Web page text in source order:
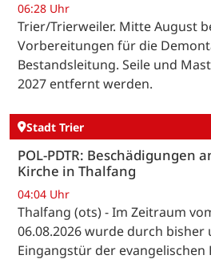
06:28 Uhr
Trier/Trierweiler. Mitte August
Vorbereitungen für die
Bestandsleitung. Seile und
2027 entfernt werden.
Stadt Trier
POL-PDTR: Beschädigungen
Kirche in Thalfang
04:04 Uhr
Thalfang (ots) - Im Zeitraum
06.08.2026 wurde durch
Eingangstür der evangelischen